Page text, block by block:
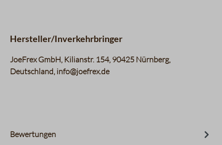
Hersteller/Inverkehrbringer
JoeFrex GmbH, Kilianstr. 154, 90425 Nürnberg,
Deutschland, info@joefrex.de
Bewertungen